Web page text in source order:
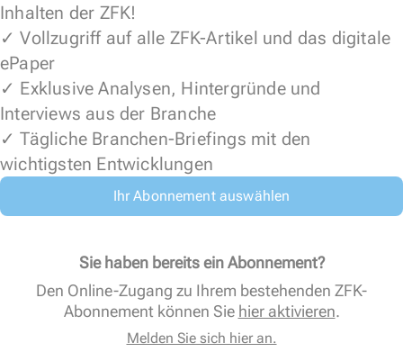
Inhalten der ZFK!
✓ Vollzugriff auf alle ZFK-Artikel und das digitale
ePaper
✓ Exklusive Analysen, Hintergründe und
Interviews aus der Branche
✓ Tägliche Branchen-Briefings mit den
wichtigsten Entwicklungen
Ihr Abonnement auswählen
Sie haben bereits ein Abonnement?
Den Online-Zugang zu Ihrem bestehenden ZFK-
Abonnement können Sie hier aktivieren.
Melden Sie sich hier an.